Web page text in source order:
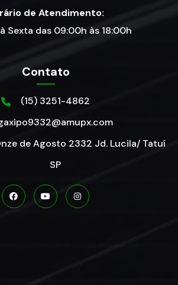
de Atendimento:
Sexta das 09:00h às 18:00h
Contato
(15) 3251-4862
de Agosto 2332 Jd. Lucila/ Tatuí
SP